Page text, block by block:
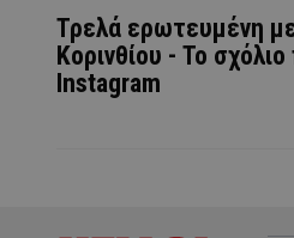
Τρελά ερωτευμένη
Κορινθίου - Το
Instagram